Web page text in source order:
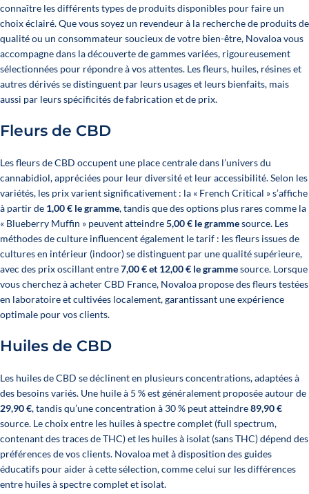
connaître les différents types de produits disponibles pour faire un
choix éclairé. Que vous soyez un revendeur à la recherche de produits de
qualitéou un consommateur soucieux de votre bien-être, Novaloa vous
accompagne dans la découverte de gammes variées, rigoureusement
sélectionnées pour répondre à vos attentes. Les fleurs, huiles, résines et
autres dérivés se distinguent par leurs usages et leurs bienfaits, mais
aussi par leurs spécificités de fabrication et de prix.
Fleurs de CBD
Les fleurs de CBD occupent une place centrale dans l’univers du
cannabidiol, appréciées pour leur diversité et leur accessibilité. Selon les
variétés, les prix varient significativement : la « French Critical » s’affiche
à partir de 1,00 € le gramme, tandis que des options plus rares comme la
« Blueberry Muffin » peuvent atteindre5,00 € le grammesource. Les
méthodes de culture influencent également le tarif : les fleurs issues de
cultures en intérieur (indoor) se distinguent par une qualité supérieure,
avec des prix oscillant entre7,00 € et 12,00 € le grammesource. Lorsque
vous cherchez à acheter CBD France, Novaloa propose des fleurs testées
en laboratoire et cultivées localement, garantissant une expérience
optimale pour vos clients.
Huiles de CBD
Les huiles de CBD se déclinent en plusieurs concentrations, adaptées à
des besoins variés. Une huile à 5 % est généralement proposée autour de
29,90 €, tandis qu’une concentration à 30 % peut atteindre89,90 €
source. Le choix entre les huiles à spectre complet (full spectrum,
contenant des traces de THC) et les huiles à isolat (sans THC) dépend des
préférences de vos clients. Novaloa met à disposition des guides
éducatifs pour aider à cette sélection, comme celui sur les différences
entre huiles à spectre complet et isolat.